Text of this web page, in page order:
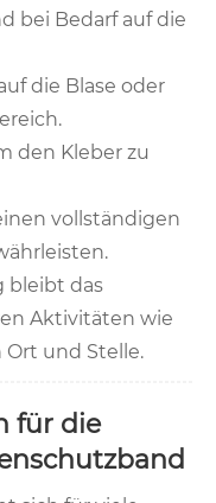
bei Bedarf auf die
die Blase oder
den Kleber zu
vollständigen
bleibt das
Aktivitäten wie
Ort und Stelle.
für die